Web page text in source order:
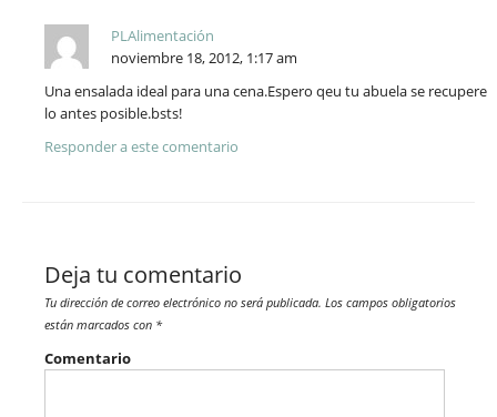
PLAlimentación
noviembre 18, 2012, 1:17 am
Una ensalada ideal para una cena.Espero qeu tu abuela se recupere
lo antes posible.bsts!
Responder a este comentario
Deja tu comentario
Tu dirección de correo electrónico no será publicada. Los campos obligatorios
están marcados con *
Comentario